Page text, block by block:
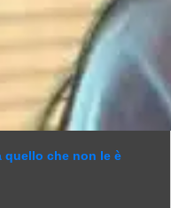
quello che non le è